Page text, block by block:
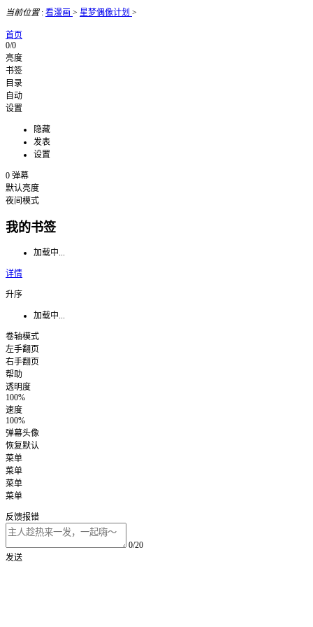
当前位置: 看漫画 > 星梦偶像计划 >
首页
0/0
亮度
书签
目录
自动
设置
隐藏
发表
设置
0 弹幕
默认亮度
夜间模式
我的书签
加载中...
详情
升序
加载中...
卷轴模式
左手翻页
右手翻页
帮助
透明度
100%
速度
100%
弹幕头像
恢复默认
菜单
菜单
菜单
菜单
反馈报错
0/20
发送